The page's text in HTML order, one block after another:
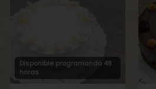
Disponible programando 48
horas